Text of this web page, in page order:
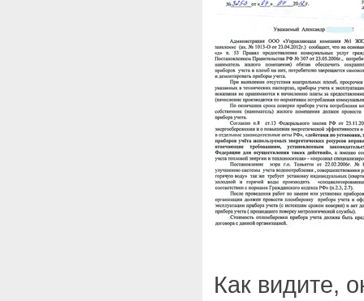
Как видите,